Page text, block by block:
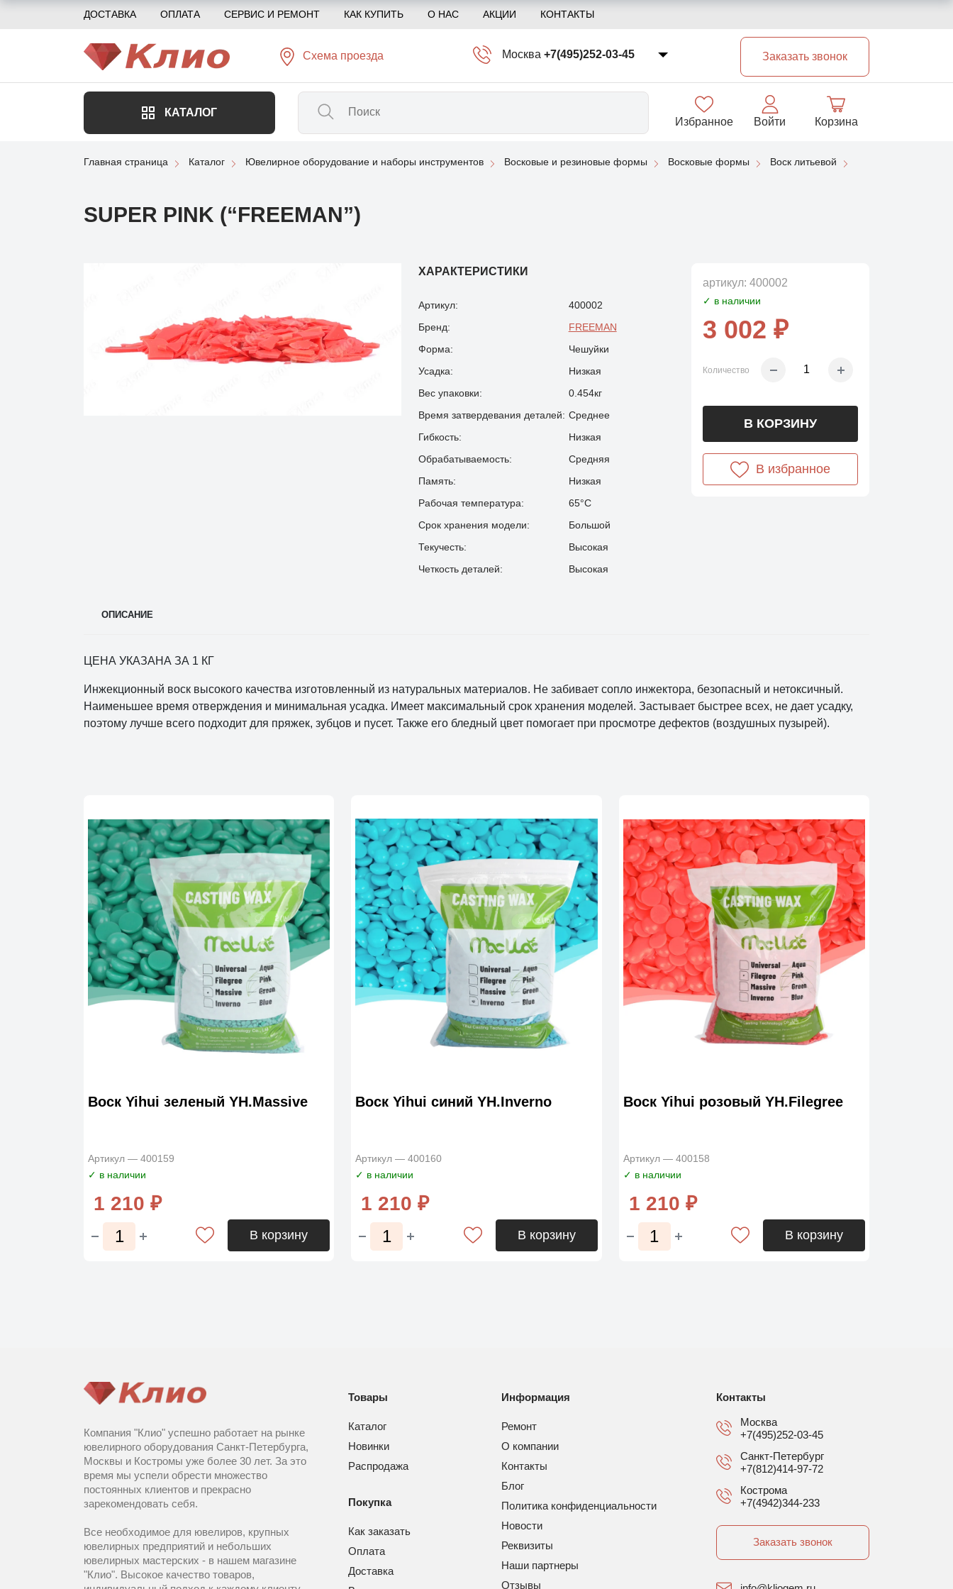
ДОСТАВКА ОПЛАТА СЕРВИС И РЕМОНТ КАК КУПИТЬ О НАС АКЦИИ КОНТАКТЫ
Схема проезда Москва +7(495)252-03-45
Заказать звонок
КАТАЛОГ
Избранное Войти Корзина
Главная страница Каталог Ювелирное оборудование и наборы инструментов Восковые и резиновые формы Восковые формы Воск литьевой
SUPER PINK (“FREEMAN”)
ХАРАКТЕРИСТИКИ
Артикул:
400002
Бренд:
FREEMAN
Форма:
Чешуйки
Усадка:
Низкая
Вес упаковки:
0.454кг
Время затвердевания деталей: Среднее
Гибкость:
Низкая
Обрабатываемость:
Средняя
Память:
Низкая
Рабочая температура:
65°С
Срок хранения модели:
Большой
Текучесть:
Высокая
Четкость деталей:
Высокая
артикул: 400002
✓ в наличии
3 002 ₽
Количество
В КОРЗИНУ
В избранное
ОПИСАНИЕ
ЦЕНА УКАЗАНА ЗА 1 КГ
Инжекционный воск высокого качества изготовленный из натуральных материалов. Не забивает сопло инжектора, безопасный и нетоксичный.
Наименьшее время отверждения и минимальная усадка. Имеет максимальный срок хранения моделей. Застывает быстрее всех, не дает усадку,
поэтому лучше всего подходит для пряжек, зубцов и пусет. Также его бледный цвет помогает при просмотре дефектов (воздушных пузырей).
Воск Yihui зеленый YH.Massive
Артикул — 400159
✓ в наличии
1 210 ₽
В корзину
Воск Yihui синий YH.Inverno
Артикул — 400160
✓ в наличии
1 210 ₽
В корзину
Воск Yihui розовый YH.Filegree
Артикул — 400158
✓ в наличии
1 210 ₽
В корзину
Компания "Клио" успешно работает на рынке
ювелирного оборудования Санкт-Петербурга,
Москвы и Костромы уже более 30 лет. За это
время мы успели обрести множество
постоянных клиентов и прекрасно
зарекомендовать себя.
Все необходимое для ювелиров, крупных
ювелирных предприятий и небольших
ювелирных мастерских - в нашем магазине
"Клио". Высокое качество товаров,
Товары
Каталог
Новинки
Распродажа
Покупка
Как заказать
Оплата
Доставка
Информация
Ремонт
О компании
Контакты
Блог
Политика конфиденциальности
Новости
Реквизиты
Наши партнеры
Отзывы
Контакты
Москва
+7(495)252-03-45
Санкт-Петербург
+7(812)414-97-72
Кострома
+7(4942)344-233
Заказать звонок